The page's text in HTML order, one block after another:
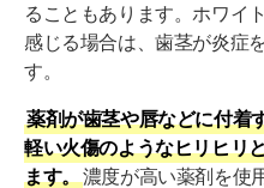
ることもあります。ホワイ
感じる場合は、歯茎が炎症
す。
薬剤が歯茎や唇などに付着
軽い火傷のようなヒリヒリ
ます。
濃度が高い薬剤を使